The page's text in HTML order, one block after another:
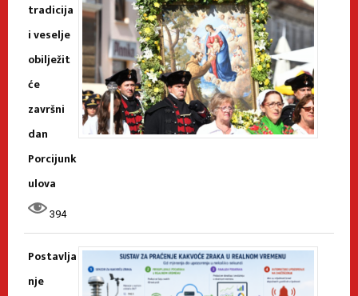
tradicija
i veselje
obilježit
će
završni
dan
Porcijunk
ulova
394
Postavlja
nje